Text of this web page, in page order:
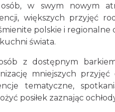
w swym nowym
większych przyjęć
polskie i regionalne
świata.
z dostępnym
mniejszych przyjęć
tematyczne,
posiłek zaznając